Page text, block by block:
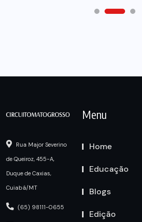
Rua Major Severino
de Queiroz, 455-A,
Duque de Caxias,
Cuiabá/MT
(65) 98111-0655
Menu
Home
Educação
Blogs
Edição